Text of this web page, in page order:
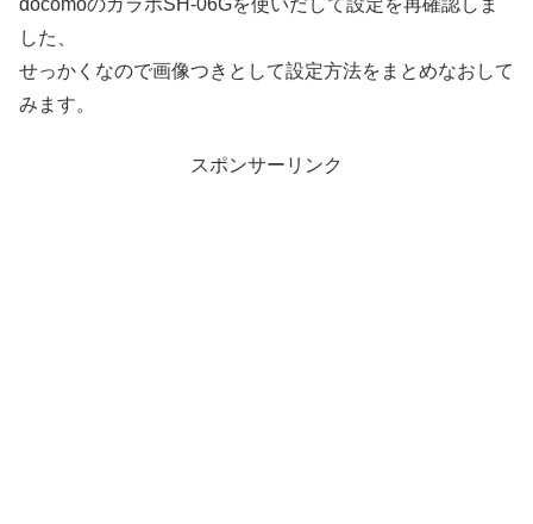
docomoのガラホSH-06Gを使いだして設定を再確認しま
した、
せっかくなので画像つきとして設定方法をまとめなおして
みます。
スポンサーリンク